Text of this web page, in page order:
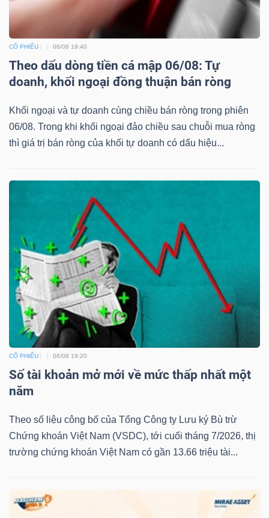
CỔ PHIẾU 06/08 19:40
Theo dấu dòng tiền cá mập 06/08: Tự
doanh, khối ngoại đồng thuận bán ròng
Khối ngoại và tự doanh cùng chiều bán ròng trong phiên
06/08. Trong khi khối ngoại đảo chiều sau chuỗi mua ròng
thì giá trị bán ròng của khối tự doanh có dấu hiệu...
CỔ PHIẾU 06/08 19:20
Số tài khoản mở mới về mức thấp nhất một
năm
Theo số liệu công bố của Tổng Công ty Lưu ký Bù trừ
Chứng khoán Việt Nam (VSDC), tới cuối tháng 7/2026, thị
trường chứng khoán Việt Nam có gần 13.66 triệu tài...